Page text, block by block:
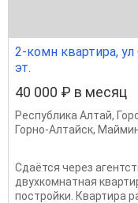
2-комн квартира,
эт.
40 000 ₽ в месяц
Республика Алтай,
Горно-Алтайск,
Сдаётся через
двухкомнатная
постройки. Квартира